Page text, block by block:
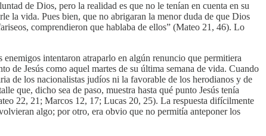
de Dios, pero la realidad es que no le tenían en cuenta en su
la vida. Pues bien, que no abrigaran la menor duda de que Dios
comprendieron que hablaba de ellos” (Mateo 21, 46). Lo
intentaron atraparlo en algún renuncio que permitiera
de Jesús como aquel martes de su última semana de vida. Cuando
de los nacionalistas judíos ni la favorable de los herodianos y de
que, dicho sea de paso, muestra hasta qué punto Jesús tenía
22, 21; Marcos 12, 17; Lucas 20, 25). La respuesta difícilmente
algo; por otro, era obvio que no permitía anteponer los